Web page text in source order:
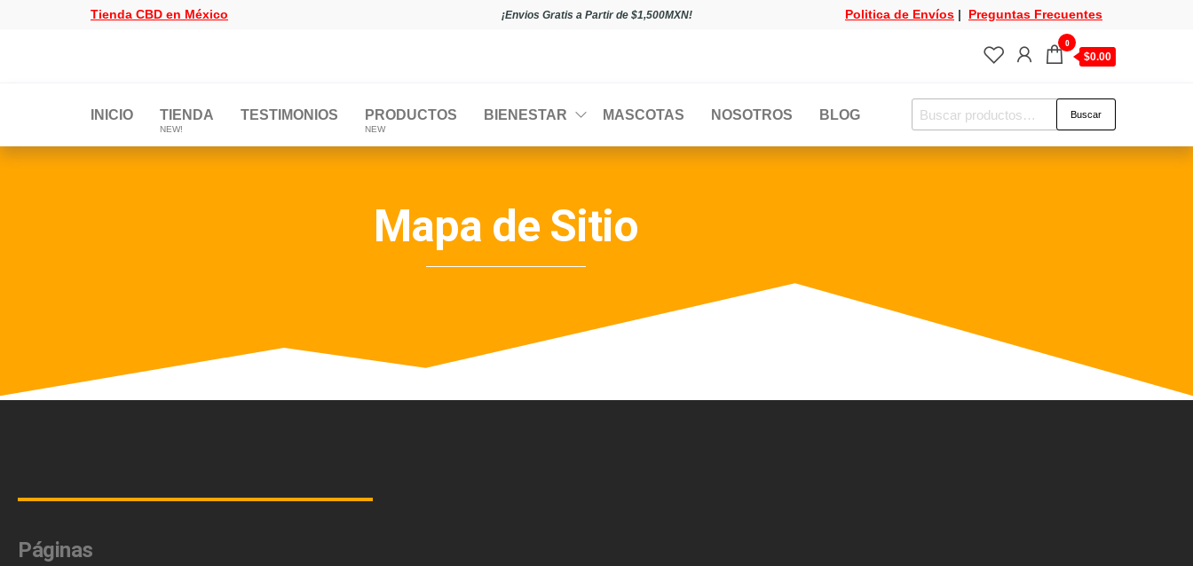
Tienda CBD en México ¡Envios Gratis a Partir de $1,500MXN! Politica de Envíos Preguntas Frecuentes
en
México
0
$0.00
INICIO TIENDA
NEW!
TESTIMONIOS PRODUCTOS
NEW
BIENESTAR MASCOTAS NOSOTROS BLOG Buscar
Mapa de Sitio
Páginas